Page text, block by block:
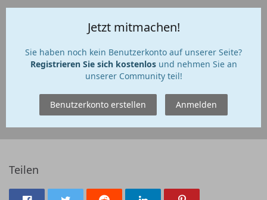
Jetzt mitmachen!
Sie haben noch kein Benutzerkonto auf unserer Seite?
Registrieren Sie sich kostenlosund nehmen Sie an
unserer Community teil!
Benutzerkonto erstellen Anmelden
Teilen